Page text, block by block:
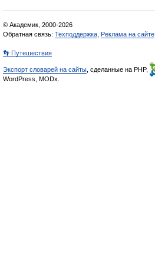
© Академик, 2000-2026
Обратная связь: Техподдержка Реклама на сайте
👣 Путешествия
Экспорт словарей на сайты , сделанные на PHP,
WordPress, MODx.